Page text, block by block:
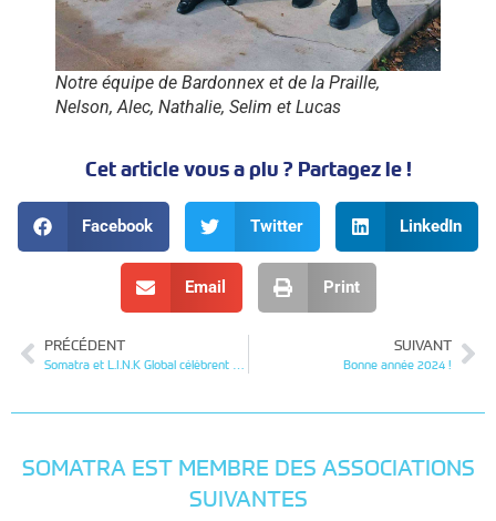
Notre équipe de Bardonnex et de la Praille,
Nelson, Alec, Nathalie, Selim et Lucas
Cet article vous a plu ? Partagez le !
Facebook Twitter LinkedIn
Email Print
PRÉCÉDENT SUIVANT
Bonne année 2024 !
SOMATRA EST MEMBRE DES ASSOCIATIONS
SUIVANTES